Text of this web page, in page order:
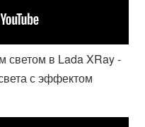
в Lada XRay -
с эффектом